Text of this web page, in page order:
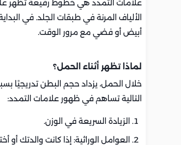
علامات التمدد هي خطوط رفيعة تظهر
الألياف المرنة في طبقات الجلد. في
أبيض أو فضي مع مرور الوقت.
لماذا تظهر أثناء الحمل؟
خلال الحمل، يزداد حجم البطن تدريجيًا
التالية تساهم في ظهور علامات التمدد:
الزيادة السريعة في الوزن.
العوامل الوراثية: إذا كانت والدتك